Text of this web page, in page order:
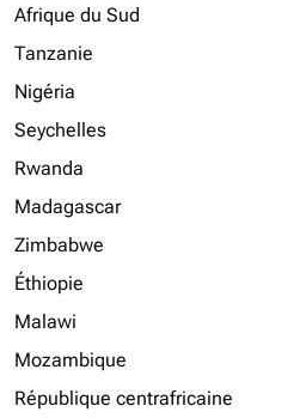
Afrique du Sud
Tanzanie
Nigéria
Seychelles
Rwanda
Madagascar
Zimbabwe
Éthiopie
Malawi
Mozambique
République centrafricaine